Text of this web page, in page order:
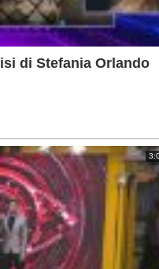
di Stefania Orlando